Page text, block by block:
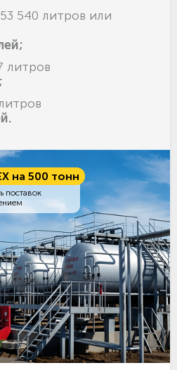
540 литров или
литров
на 500 тонн
поставок